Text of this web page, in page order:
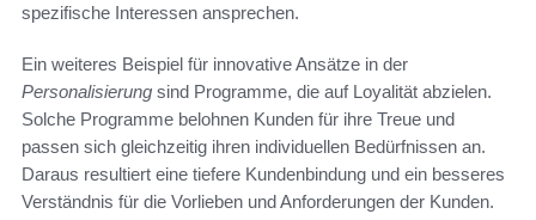
spezifische Interessen ansprechen.
Ein weiteres Beispiel für innovative Ansätze in der
Personalisierung sind Programme, die auf Loyalität abzielen.
Solche Programme belohnen Kunden für ihre Treue und
passen sich gleichzeitig ihren individuellen Bedürfnissen an.
Daraus resultiert eine tiefere Kundenbindung und ein besseres
Verständnis für die Vorlieben und Anforderungen der Kunden.